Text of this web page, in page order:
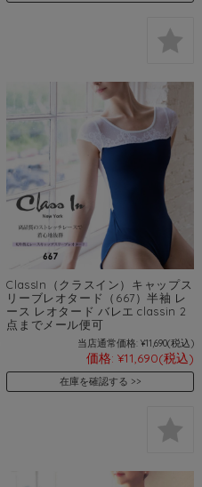
ClassIn（クラスイン）キャップス
リーブレオタード（667）半袖 レ
ース レオタード バレエ classin 2
点までメール便可
当店通常価格: ¥11,690(税込)
価格: ¥11,690(税込)
在庫を確認する